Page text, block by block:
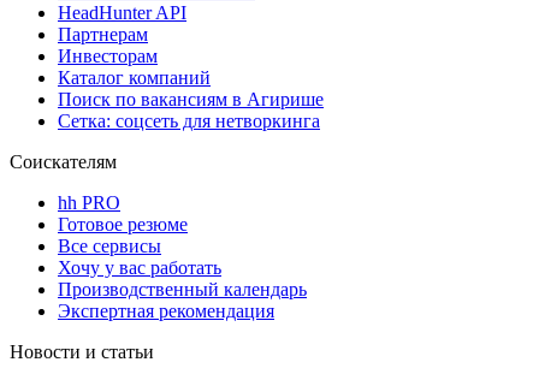
HeadHunter API
Партнерам
Инвесторам
Каталог компаний
Поиск по вакансиям в Агирише
Сетка: соцсеть для нетворкинга
Соискателям
hh PRO
Готовое резюме
Все сервисы
Хочу у вас работать
Производственный календарь
Экспертная рекомендация
Новости и статьи